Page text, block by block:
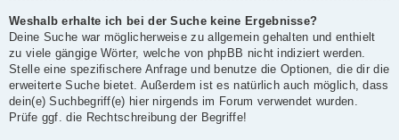
Weshalb erhalte ich bei der Suche keine Ergebnisse?
Deine Suche war möglicherweise zu allgemein gehalten und enthielt
zu viele gängige Wörter, welche von phpBB nicht indiziert werden.
Stelle eine spezifischere Anfrage und benutze die Optionen, die dir die
erweiterte Suche bietet. Außerdem ist es natürlich auch möglich, dass
dein(e) Suchbegriff(e) hier nirgends im Forum verwendet wurden.
Prüfe ggf. die Rechtschreibung der Begriffe!